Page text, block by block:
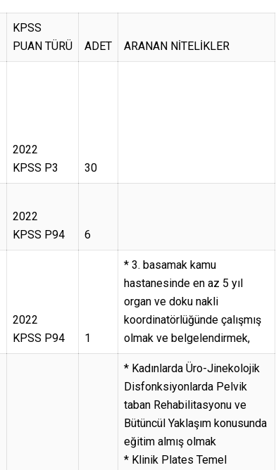
KPSS
PUAN TÜRÜ
ADET ARANAN NİTELİKLER
2022
KPSS P3
30
2022
KPSS P94
6
2022
KPSS P94
1
* 3. basamak kamu
hastanesinde en az 5 yıl
organ ve doku nakli
koordinatörlüğünde çalışmış
olmak ve belgelendirmek,
* Kadınlarda Üro-Jinekolojik
Disfonksiyonlarda Pelvik
taban Rehabilitasyonu ve
Bütüncül Yaklaşım konusunda
eğitim almış olmak
* Klinik Plates Temel